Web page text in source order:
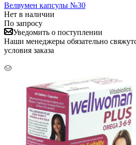
Велвумен капсулы №30
Нет в наличии
По запросу
Уведомить о поступлении
Наши менеджеры обязательно
условия заказа